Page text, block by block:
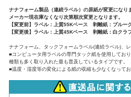
ナナフォーム製品（連続ラベル）の原紙が変更になり
メーカー現在庫なくなり次第順次変更となります。
【変更前】ラベル：上質55Kベース 剥離紙：ブルー
【変更後】ラベル：上質45Kベース 剥離紙：白クラ
ナナフォーム、タックフォームラベル(連続ラベル)、
■コンピュータ用ラベルの専門タック紙を使用してお
種類も多く取り入れた最も普及しているタイプです。
■温度・湿度等の変化による紙の収縮も少なくなってお